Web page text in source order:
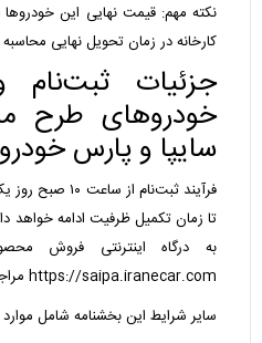
نکته مهم: قیمت نهایی این
کارخانه در زمان تحویل نهایی
جزئیات
خودروهای طرح
سایپا و پارس خودرو
تا زمان تکمیل ظرفیت ادامه خواهد
به درگاه اینترنتی فروش
https://saipa.iranecar.com مراجعه کنند.
سایر شرایط این بخشنامه شامل